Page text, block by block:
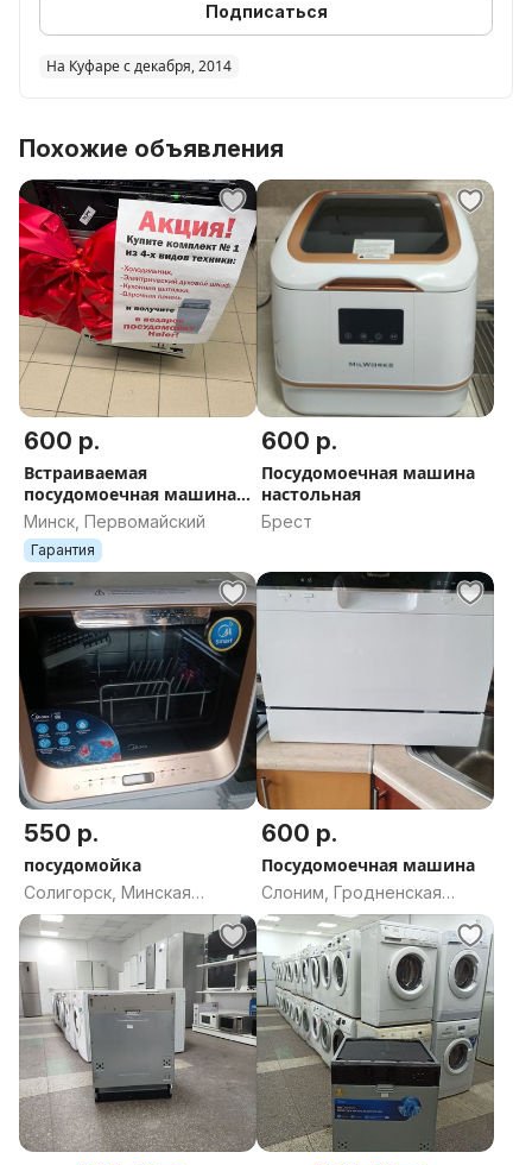
Подписаться
На Куфаре с декабря, 2014
Похожие объявления
600 р.
Встраиваемая
посудомоечная машина
Haier HDWE9-191RU
Минск, Первомайский
Гарантия
600 р.
Посудомоечная машина
настольная
Брест
550 р.
посудомойка
Солигорск, Минская
область
600 р.
Посудомоечная машина
Слоним, Гродненская
область